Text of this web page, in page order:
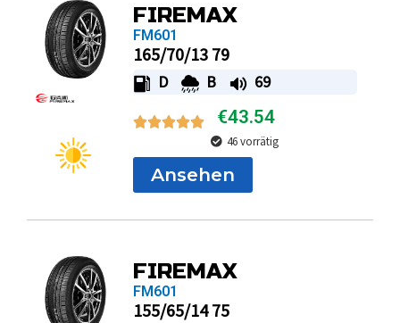
FIREMAX
FM601
165/70/13 79
D B 69
€43.54
46 vorrätig
Ansehen
FIREMAX
FM601
155/65/14 75